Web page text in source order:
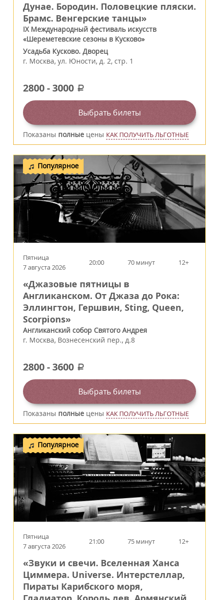
Дунае. Бородин. Половецкие пляски.
Брамс. Венгерские танцы»
IX Международный фестиваль искусств
«Шереметевские сезоны в Кусково»
Усадьба Кусково. Дворец
г. Москва, ул. Юности, д. 2, стр. 1
2800-3000 a
Выбрать билеты
Показаны полные цены КАК ПОЛУЧИТЬ ЛЬГОТНЫЕ
Популярное
Пятница
7 августа 2026
20:00 70 минут 12+
«Джазовые пятницы в
Англиканском. От Джаза до Рока:
Эллингтон, Гершвин, Sting, Queen,
Scorpions»
Англиканский собор Святого Андрея
г. Москва, Вознесенский пер., д.8
2800-3600 a
Выбрать билеты
Показаны полные цены КАК ПОЛУЧИТЬ ЛЬГОТНЫЕ
Популярное
Пятница
7 августа 2026
21:00 75 минут 12+
«Звуки и свечи. Вселенная Ханса
Циммера. Universe. Интерстеллар,
Пираты Карибского моря,